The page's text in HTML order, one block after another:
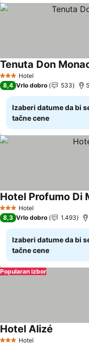
3 Zvezdice
Hotel
Tenuta Don
8,4 Vrlo dobro 533
Izaberi datume da bi
tačne cene
3 Zvezdice
Hotel
Hotel Profumo Di
8,3 Vrlo dobro 1.493
Izaberi datume da bi
tačne cene
Popularan izbor
Hotel
Hotel Alizé